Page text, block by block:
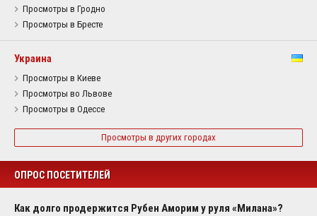
Просмотры в Гродно
Просмотры в Бресте
Украина
Просмотры в Киеве
Просмотры во Львове
Просмотры в Одессе
Просмотры в других городах
ОПРОС ПОСЕТИТЕЛЕЙ
Как долго продержится Рубен Аморим у руля «Милана»?